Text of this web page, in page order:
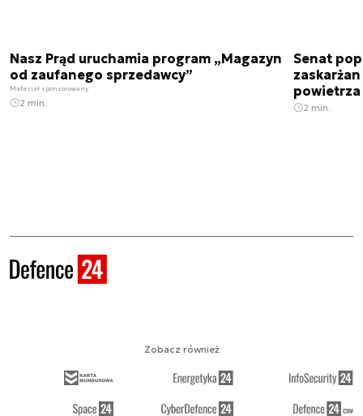
Nasz Prąd uruchamia program „Magazyn
od zaufanego sprzedawcy”
Materiał sponsorowany
2 min.
Senat
powietrza
2 min.
Zobacz również